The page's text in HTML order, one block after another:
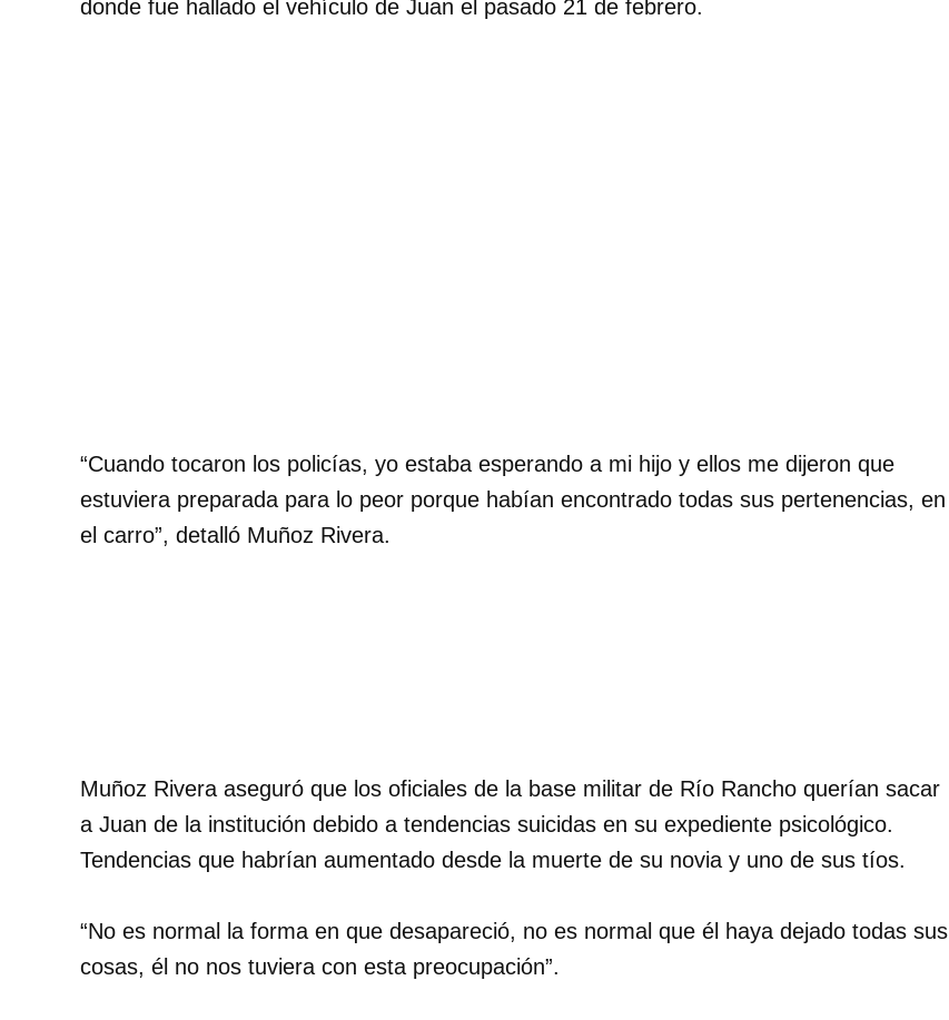
donde fue hallado el vehículo de Juan el pasado 21 de febrero.
“Cuando tocaron los policías, yo estaba esperando a mi hijo y ellos me dijeron que
estuviera preparada para lo peor porque habían encontrado todas sus pertenencias, en
el carro”, detalló Muñoz Rivera.
Muñoz Rivera aseguró que los oficiales de la base militar de Río Rancho querían sacar
a Juan de la institución debido a tendencias suicidas en su expediente psicológico.
Tendencias que habrían aumentado desde la muerte de su novia y uno de sus tíos.
“No es normal la forma en que desapareció, no es normal que él haya dejado todas sus
cosas, él no nos tuviera con esta preocupación”.